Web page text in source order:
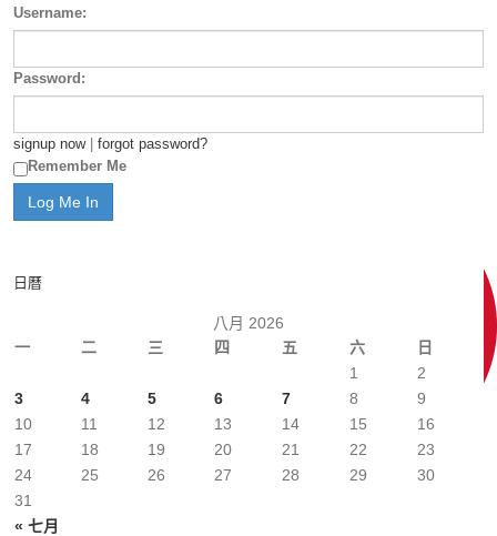
Username:
Password:
signup now| forgot password?
Remember Me
日曆
八月 2026
一
二 三 四 五 六 日
« 七月
1
2
3
4 5 6 7 8
9
10
11 12 13 14 15
16
17
18 19 20 21 22
23
24
25 26 27 28 29
30
31